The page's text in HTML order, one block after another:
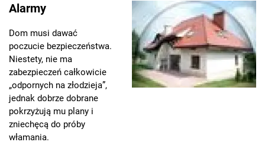
Alarmy
Dom musi dawać
poczucie bezpieczeństwa.
Niestety, nie ma
zabezpieczeń całkowicie
„odpornych na złodzieja”,
jednak dobrze dobrane
pokrzyżują mu plany i
zniechęcą do próby
włamania.